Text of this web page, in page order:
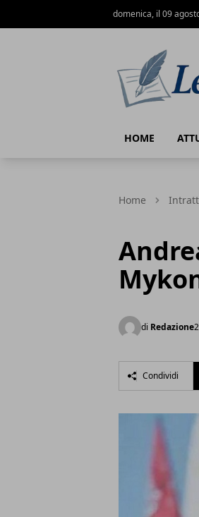
domenica, il 09
HOME
Home
di Redazione
Condividi